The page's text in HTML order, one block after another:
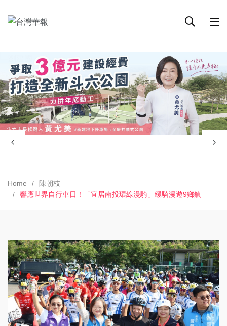
Home
陳朝枝
響應世界自行車日！「宜居南投環線漫騎」緩騎漫遊9鄉鎮